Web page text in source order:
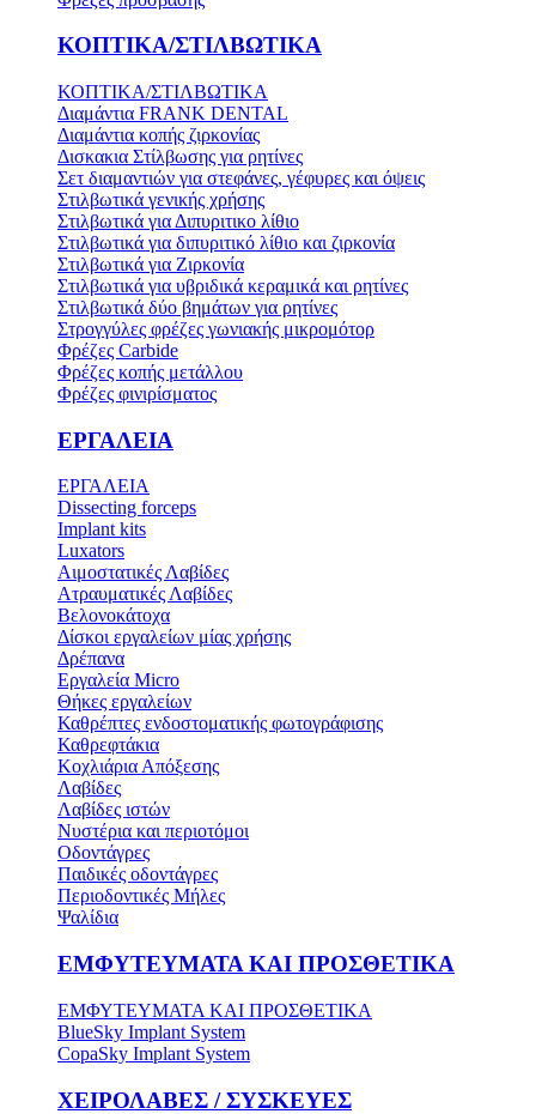
ΚΟΠΤΙΚΑ/ΣΤΙΛΒΩΤΙΚΑ
ΚΟΠΤΙΚΑ/ΣΤΙΛΒΩΤΙΚΑ
Διαμάντια FRANK DENTAL
Διαμάντια κοπής ζιρκονίας
Δισκακια Στίλβωσης για ρητίνες
Σετ διαμαντιών για στεφάνες, γέφυρες και όψεις
Στιλβωτικά γενικής χρήσης
Στιλβωτικά για Διπυριτικο λίθιο
Στιλβωτικά για διπυριτικό λίθιο και ζιρκονία
Στιλβωτικά για Ζιρκονία
Στιλβωτικά για υβριδικά κεραμικά και ρητίνες
Στιλβωτικά δύο βημάτων για ρητίνες
Στρογγύλες φρέζες γωνιακής μικρομότορ
Φρέζες Carbide
Φρέζες κοπής μετάλλου
Φρέζες φινιρίσματος
ΕΡΓΑΛΕΙΑ
ΕΡΓΑΛΕΙΑ
Dissecting forceps
Implant kits
Luxators
Αιμοστατικές Λαβίδες
Ατραυματικές Λαβίδες
Βελονοκάτοχα
Δίσκοι εργαλείων μίας χρήσης
Δρέπανα
Εργαλεία Micro
Θήκες εργαλείων
Καθρέπτες ενδοστοματικής φωτογράφισης
Καθρεφτάκια
Κοχλιάρια Απόξεσης
Λαβίδες
Λαβίδες ιστών
Νυστέρια και περιοτόμοι
Οδοντάγρες
Παιδικές οδοντάγρες
Περιοδοντικές Μήλες
Ψαλίδια
ΕΜΦΥΤΕΥΜΑΤΑ ΚΑΙ ΠΡΟΣΘΕΤΙΚΑ
ΕΜΦΥΤΕΥΜΑΤΑ ΚΑΙ ΠΡΟΣΘΕΤΙΚΑ
BlueSky Implant System
CopaSky Implant System
ΧΕΙΡΟΛΑΒΕΣ / ΣΥΣΚΕΥΕΣ